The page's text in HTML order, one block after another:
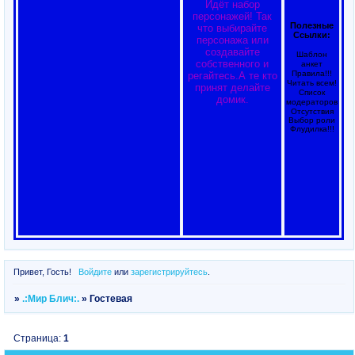
Идёт набор
персонажей! Так
что выбирайте
персонажа или
создавайте
собственного и
регайтесь.А те кто
принят делайте
домик.
Полезные
Ссылки:
Шаблон
анкет
Правила!!!
Читать всем!
Список
модераторов
Отсутствия
Выбор роли
Флудилка!!!
Привет, Гость! Войдитеили зарегистрируйтесь.
».:Мир Блич:. » Гостевая
Страница:1